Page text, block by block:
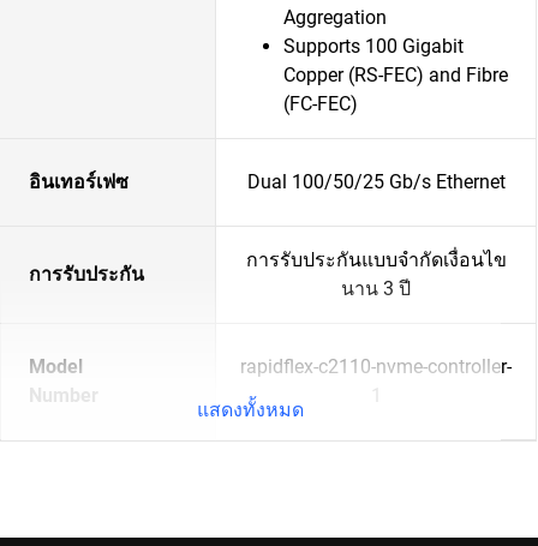
Aggregation
Supports 100 Gigabit
Copper (RS-FEC) and Fibre
(FC-FEC)
อินเทอร์เฟซ Dual 100/50/25 Gb/s Ethernet
การรับประกัน
การรับประกันแบบจำกัดเงื่อนไข
นาน 3 ปี
Model
Number
rapidflex-c2110-nvme-controller-
1
แสดงทั้งหมด